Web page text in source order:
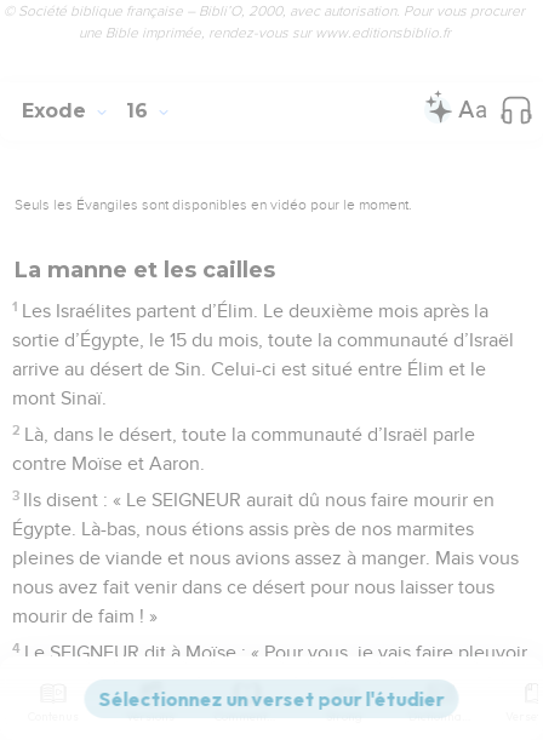
© Société biblique française – Bibli’O, 2000, avec autorisation. Pour vous procurer
une Bible imprimée, rendez-vous sur www.editionsbiblio.fr
Exode 16
Seuls les Évangiles sont disponibles en vidéo pour le moment.
La manne et les cailles
1 Les Israélites partent d’Élim. Le deuxième mois après la
sortie d’Égypte, le 15 du mois, toute la communauté d’Israël
arrive au désert de Sin. Celui-ci est situé entre Élim et le
mont Sinaï.
2 Là, dans le désert, toute la communauté d’Israël parle
contre Moïse et Aaron.
3 Ils disent : « Le SEIGNEUR aurait dû nous faire mourir en
Égypte. Là-bas, nous étions assis près de nos marmites
pleines de viande et nous avions assez à manger. Mais vous
nous avez fait venir dans ce désert pour nous laisser tous
mourir de faim ! »
4 Le SEIGNEUR dit à Moïse : « Pour vous, je vais faire pleuvoir
de la nourriture du haut du ciel. Chaque jour, les gens
sortiront du camp. Ils ramasseront ce qu’il faut pour une
Versions Commentaires Strong